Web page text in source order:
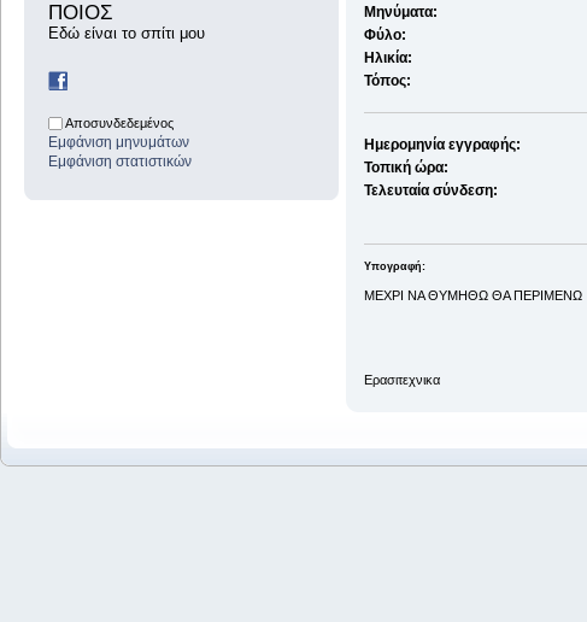
ΠΟΙΟΣ
Εδώ είναι το σπίτι μου
Αποσυνδεδεμένος
Εμφάνιση μηνυμάτων
Εμφάνιση στατιστικών
Μηνύματα:
Φύλο:
Ηλικία:
Τόπος:
Ημερομηνία εγγραφής:
Τοπική ώρα:
Τελευταία σύνδεση:
Υπογραφή:
ΜΕΧΡΙ ΝΑ ΘΥΜHΘΩ ΘΑ ΠΕΡΙΜΕΝΩ
Ερασιτεχνικα